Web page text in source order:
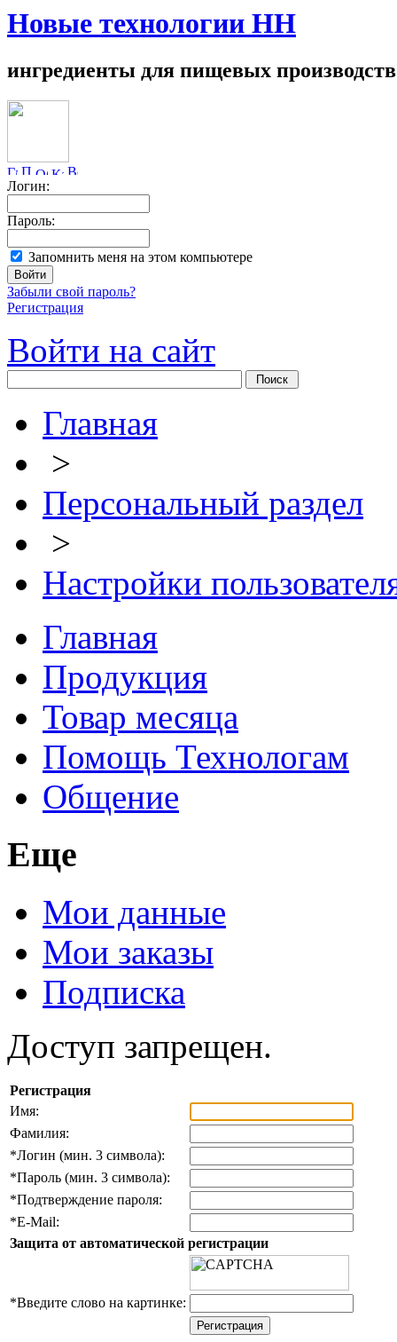
Новые технологии НН
ингредиенты для пищевых производств
Логин:
Пароль:
Запомнить меня на этом компьютере
Забыли свой пароль?
Регистрация
Войти на сайт
Главная
>
Персональный раздел
>
Настройки
Главная
Продукция
Товар месяца
Помощь Технологам
Общение
Еще
Мои данные
Мои заказы
Подписка
Доступ запрещен.
Регистрация
Имя:
Фамилия:
*Логин (мин. 3 символа):
*Пароль (мин. 3 символа):
*Подтверждение пароля:
*E-Mail:
Защита от автоматической регистрации
*Введите слово на картинке: